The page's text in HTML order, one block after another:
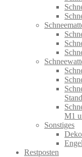
M1
Sonstiges
Restposten